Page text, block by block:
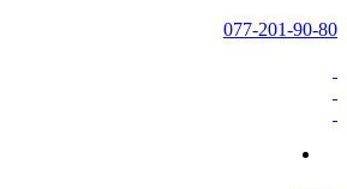
077-201-90-80